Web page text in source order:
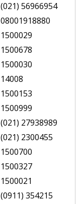
(021) 56966954
08001918880
1500029
1500678
1500030
14008
1500153
1500999
(021) 27938989
(021) 2300455
1500700
1500327
1500021
(0911) 354215